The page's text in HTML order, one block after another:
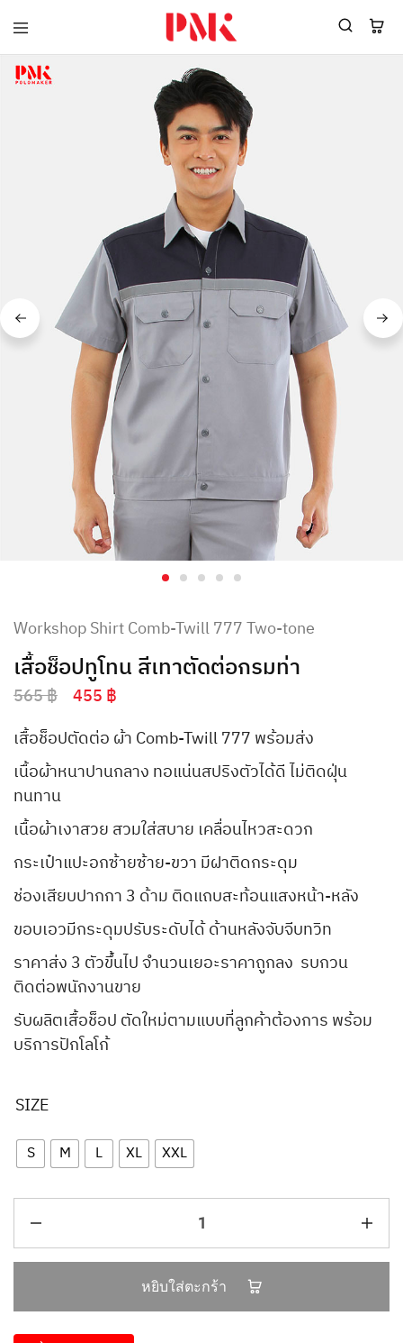
PMK
Polomaker
แบรนด์
ยูนิฟอร์ม
พร้อม
โลโก้
ผู้
ยูนิฟอร์ม
มาตรฐาน
ISO9001
อุตสาหกรรม
เขียว
ระดับ
ที่2
Workshop Shirt Comb-Twill 777 Two-tone
เสื้อช็อปทูโทน สีเทาตัดต่อกรมท่า
565฿ 455 ฿
เสื้อช็อปตัดต่อ ผ้า Comb-Twill 777 พร้อมส่ง
เนื้อผ้าหนาปานกลาง ทอแน่นสปริงตัวได้ดี ไม่ติดฝุ่น
ทนทาน
เนื้อผ้าเงาสวย สวมใส่สบาย เคลื่อนไหวสะดวก
กระเป๋าแปะอกซ้ายซ้าย-ขวา มีฝาติดกระดุม
ช่องเสียบปากกา 3 ด้าม ติดแถบสะท้อนแสงหน้า-หลัง
ขอบเอวมีกระดุมปรับระดับได้ ด้านหลังจับจีบทวิท
ราคาส่ง 3 ตัวขึ้นไป จำนวนเยอะราคาถูกลง รบกวน
ติดต่อพนักงานขาย
รับผลิตเสื้อช็อป ตัดใหม่ตามแบบที่ลูกค้าต้องการ พร้อม
บริการปักโลโก้
SIZE
S M L XL XXL
หยิบใส่ตะกร้า